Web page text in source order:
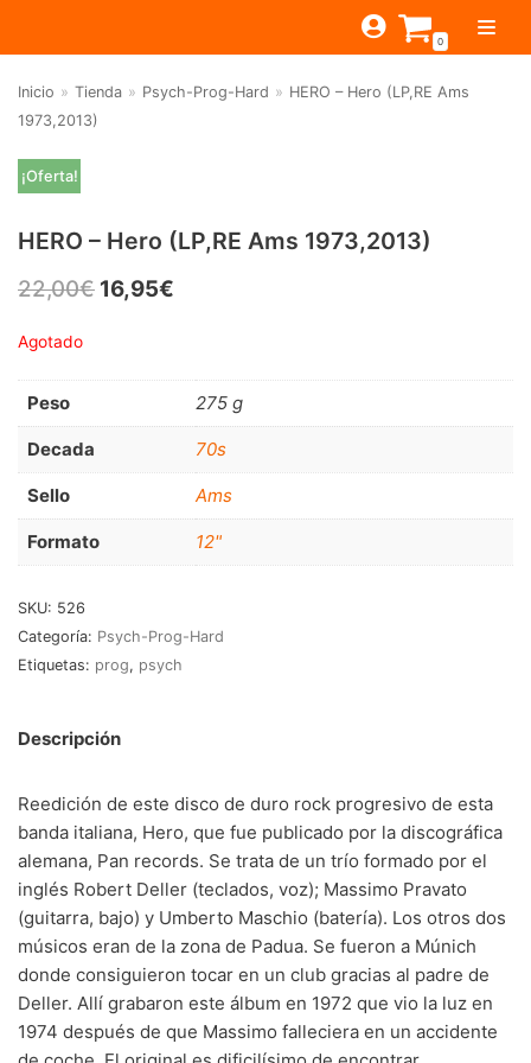
al
contenido
0
PSYCH-PROG-HARD
ALTERNATIVE-INDIE
PREGUNTAS?
CONTACTO
Filtrar por
Folk-Rock-Psych(608)
Punk-Revival-Glam(189)
Alternative-Indie(141)
RnB-Soul-Latin
(286)
Libros (5)
VVAA(210)
En oferta
(149)
Década
+
20s (0)
30s(1)
40s(2)
50s(117)
Inicio » Tienda » Psych-Prog-Hard » HERO – Hero (LP,RE Ams
1973,2013)
¡Oferta!
HERO – Hero (LP,RE Ams 1973,2013)
22,00€ 16,95€
Agotado
Peso 275 g
Decada 70s
Sello Ams
Formato 12"
SKU: 526
Categoría: Psych-Prog-Hard
Etiquetas: prog, psych
Descripción
Reedición de este disco de duro rock progresivo de esta
banda italiana, Hero, que fue publicado por la discográfica
alemana, Pan records. Se trata de un trío formado por el
inglés Robert Deller (teclados, voz); Massimo Pravato
(guitarra, bajo) y Umberto Maschio (batería). Los otros dos
músicos eran de la zona de Padua. Se fueron a Múnich
donde consiguieron tocar en un club gracias al padre de
Deller. Allí grabaron este álbum en 1972 que vio la luz en
1974 después de que Massimo falleciera en un accidente